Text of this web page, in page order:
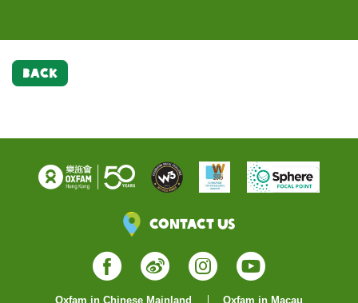
BACK
Contact Us
Facebook
WeiboInstagram
YouTube
Oxfam in Chinese Mainland Oxfam in Macau